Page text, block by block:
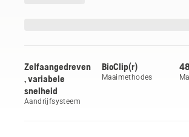
Zelfaangedreven
, variabele
snelheid
Aandrijfsysteem
BioClip(r)
Maaimethodes